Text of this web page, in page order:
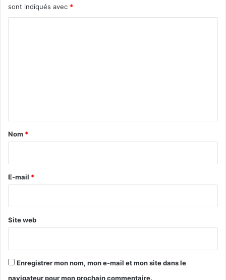
sont indiqués avec *
a
e
Nom *
E-mail *
Site web
Enregistrer mon nom, mon e-mail et mon site dans le
navigateur pour mon prochain commentaire.